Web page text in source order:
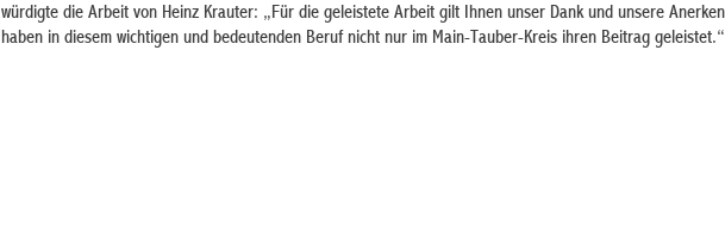
würdigte die Arbeit von Heinz Krauter: „Für die geleistete Arbeit gilt Ihnen unser Dank und unsere
haben in diesem wichtigen und bedeutenden Beruf nicht nur im Main-Tauber-Kreis ihren Beitrag geleistet.“